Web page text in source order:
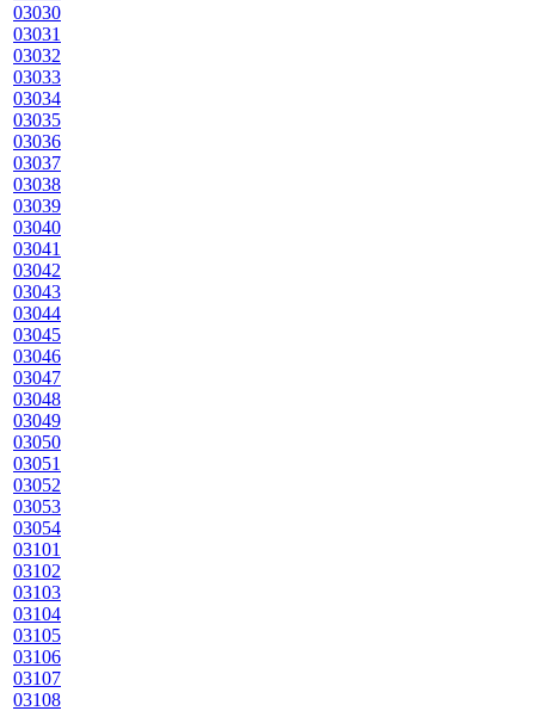
03030
03031
03032
03033
03034
03035
03036
03037
03038
03039
03040
03041
03042
03043
03044
03045
03046
03047
03048
03049
03050
03051
03052
03053
03054
03101
03102
03103
03104
03105
03106
03107
03108